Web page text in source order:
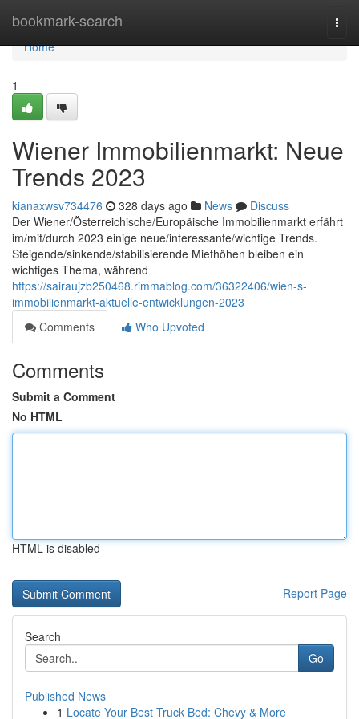
bookmark-search
Home
Home
1
Wiener Immobilienmarkt: Neue
Trends 2023
kianaxwsv734476 328 days ago News
Discuss
Der Wiener/Österreichische/Europäische Immobilienmarkt erfährt
im/mit/durch 2023 einige neue/interessante/wichtige Trends.
Steigende/sinkende/stabilisierende Miethöhen bleiben ein
wichtiges Thema, während
https://sairaujzb250468.rimmablog.com/36322406/wien-s-
immobilienmarkt-aktuelle-entwicklungen-2023
Comments
Who Upvoted
Comments
Submit a Comment
No HTML
HTML is disabled
Report Page
Search
Go
Published News
1 Locate Your Best Truck Bed: Chevy & More